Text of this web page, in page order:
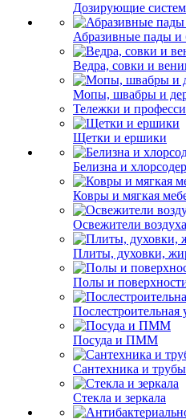
Дозирующие
Абразивные пады и
Ведра, совки и
Мопы, швабры и
Тележки и
Щетки и ершики
Белизна и
Ковры и мягкая
Освежители воздуха
Плиты, духовки,
Полы и
Послестроительная
Посуда и ПММ
Сантехника и трубы
Стекла и зеркала